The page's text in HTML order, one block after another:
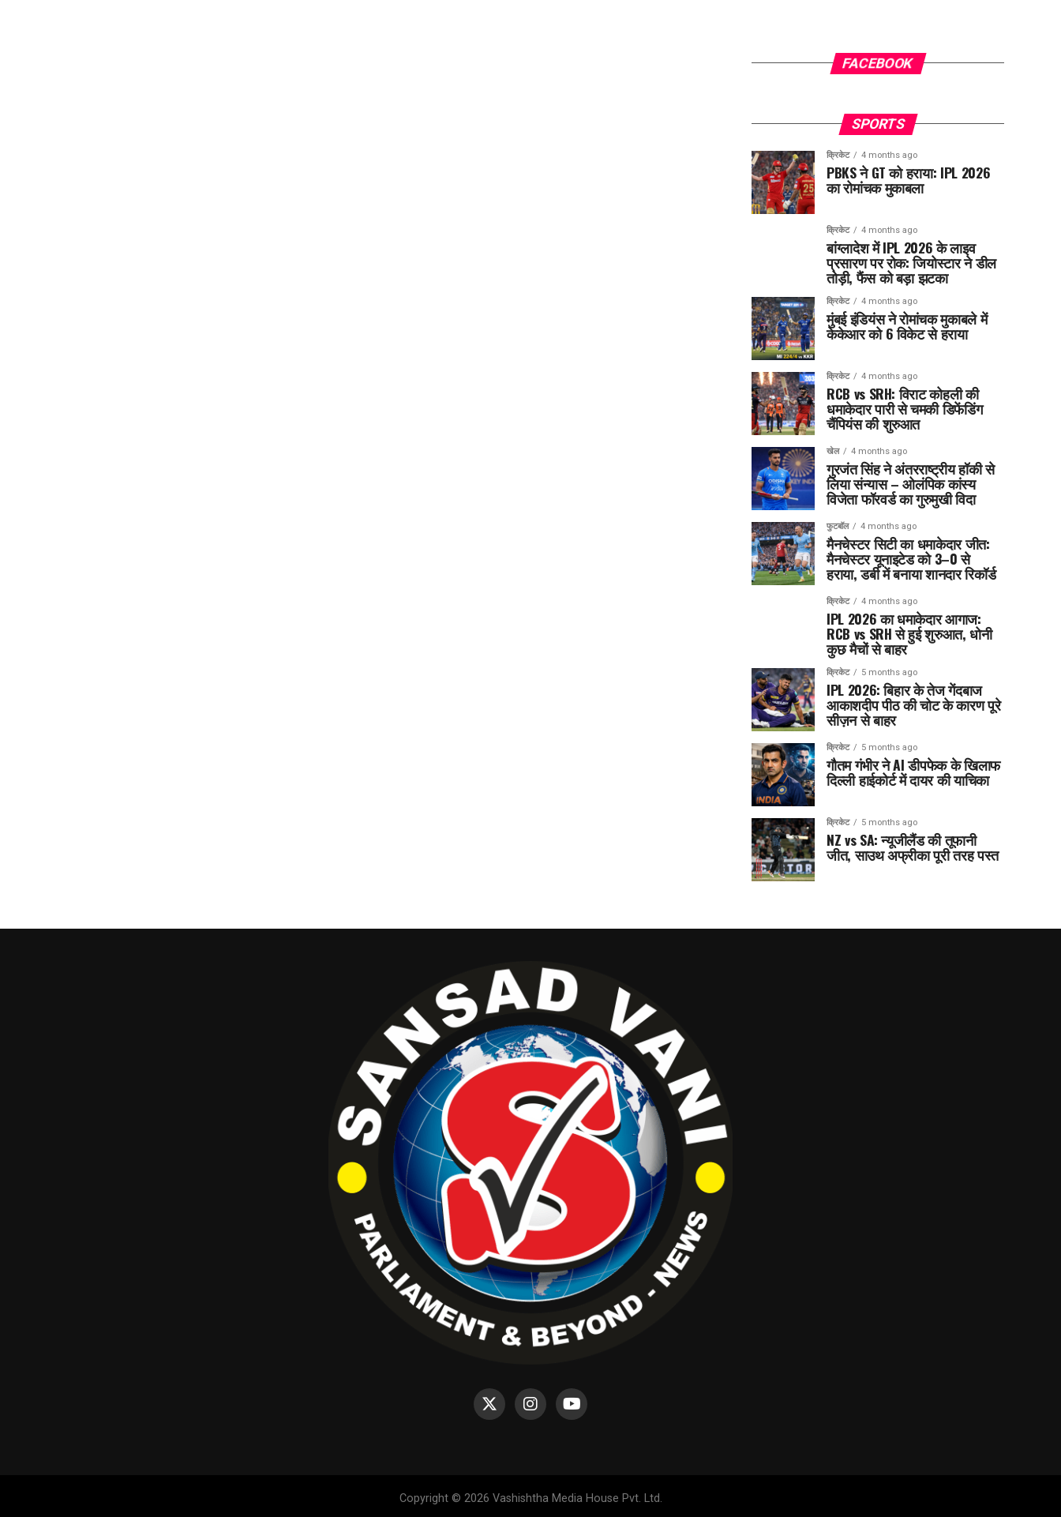
FACEBOOK
SPORTS
क्रिकेट 4 months ago
PBKS ने GT को हराया: IPL 2026
का रोमांचक मुकाबला
क्रिकेट 4 months ago
बांग्लादेश में IPL 2026 के लाइव
प्रसारण पर रोक: जियोस्टार ने डील
तोड़ी, फैंस को बड़ा झटका
क्रिकेट 4 months ago
मुंबई इंडियंस ने रोमांचक मुकाबले में
केकेआर को 6 विकेट से हराया
क्रिकेट 4 months ago
RCB vs SRH: विराट कोहली की
धमाकेदार पारी से चमकी डिफेंडिंग
चैंपियंस की शुरुआत
खेल 4 months ago
गुरजंत सिंह ने अंतरराष्ट्रीय हॉकी से
लिया संन्यास – ओलंपिक कांस्य
विजेता फॉरवर्ड का गुरुमुखी विदा
फुटबॉल 4 months ago
मैनचेस्टर सिटी का धमाकेदार जीत:
मैनचेस्टर यूनाइटेड को 3–0 से
हराया, डर्बी में बनाया शानदार रिकॉर्ड
क्रिकेट 4 months ago
IPL 2026 का धमाकेदार आगाज:
RCB vs SRH से हुई शुरुआत, धोनी
कुछ मैचों से बाहर
क्रिकेट 5 months ago
IPL 2026: बिहार के तेज गेंदबाज
आकाशदीप पीठ की चोट के कारण पूरे
सीज़न से बाहर
क्रिकेट 5 months ago
गौतम गंभीर ने AI डीपफेक के खिलाफ
दिल्ली हाईकोर्ट में दायर की याचिका
क्रिकेट 5 months ago
NZ vs SA: न्यूजीलैंड की तूफानी
जीत, साउथ अफ्रीका पूरी तरह पस्त
Copyright © 2026 Vashishtha Media House Pvt. Ltd.